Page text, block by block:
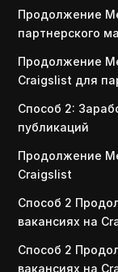
Продолжение
партнерского
Продолжение
Craigslist для
Способ 2:
публикаций
Продолжение
Craigslist
Способ 2
вакансиях на
Способ 2
вакансиях на